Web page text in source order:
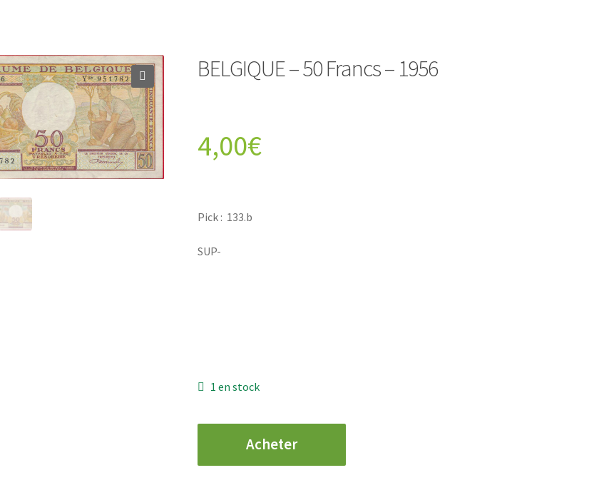
BELGIQUE – 50 Francs – 1956
4,00€
Pick : 133.b
SUP-
1 en stock
BELGIQUE
Acheter